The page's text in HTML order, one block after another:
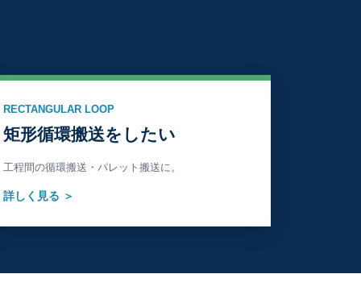
RECTANGULAR LOOP
矩形循環搬送をしたい
工程間の循環搬送・パレット搬送に。
詳しく見る ＞